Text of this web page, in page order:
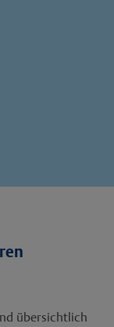
übersichtlich